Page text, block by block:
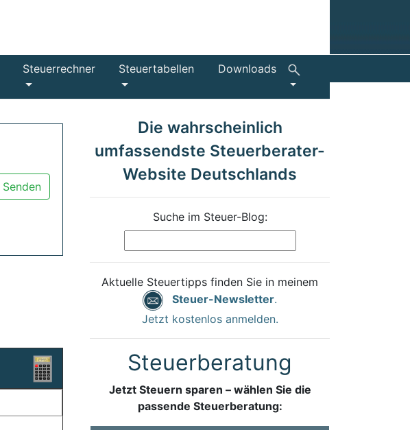
Steuerrechner Steuertabellen Downloads
Senden
Die wahrscheinlich
umfassendste Steuerberater-
Website Deutschlands
Suche im Steuer-Blog:
Aktuelle Steuertipps finden Sie in meinem
Steuer-Newsletter.
Jetzt kostenlos anmelden.
Steuerberatung
Jetzt Steuern sparen – wählen Sie die
passende Steuerberatung: